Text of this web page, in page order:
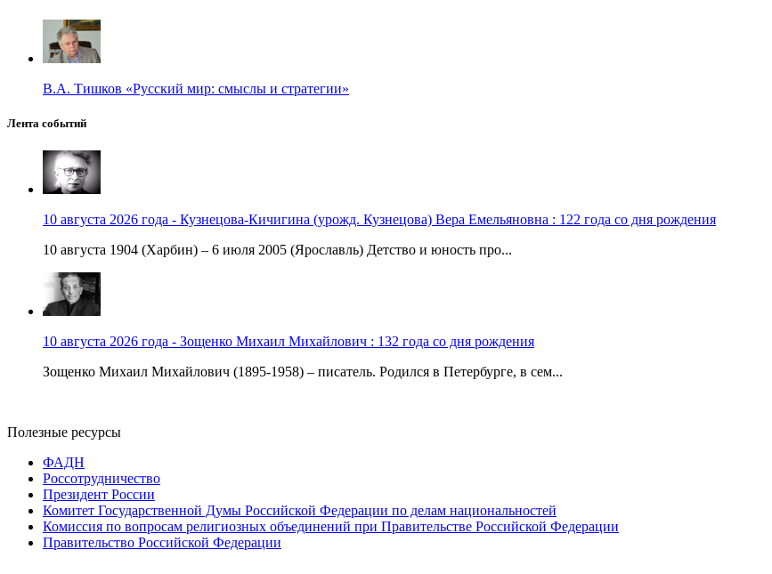
В.А. Тишков «Русский мир: смыслы и стратегии»
Лента событий
10 августа 2026 года - Кузнецова-Кичигина (урожд. Кузнецова) Вера Емельяновна : 122 года со дня рождения
10 августа 1904 (Харбин) – 6 июля 2005 (Ярославль) Детство и юность про...
10 августа 2026 года - Зощенко Михаил Михайлович : 132 года со дня рождения
Зощенко Михаил Михайлович (1895-1958) – писатель. Родился в Петербурге, в сем...
Полезные ресурсы
ФАДН
Россотрудничество
Президент России
Комитет Государственной Думы Российской Федерации по делам национальностей
Комиссия по вопросам религиозных объединений при Правительстве Российской Федерации
Правительство Российской Федерации